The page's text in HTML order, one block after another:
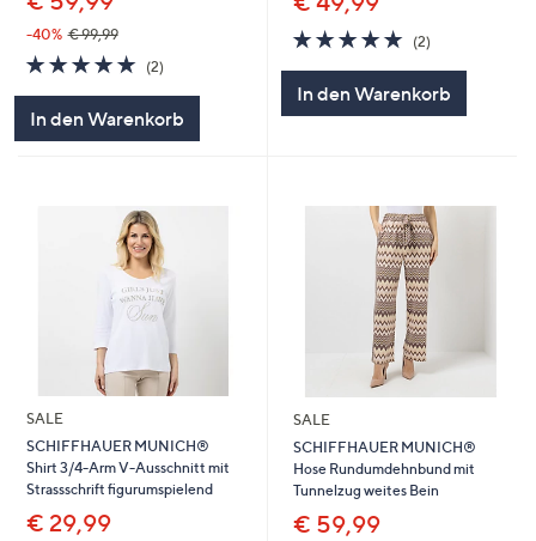
-40% € 99,99
5.0
von
(2)2
In den Warenkorb
5.0
von
(2)2
In den Warenkorb
SALE
SCHIFFHAUER MUNICH®
Shirt 3/4-Arm V-Ausschnitt mit
Strassschrift figurumspielend
€ 29,99
SALE
SCHIFFHAUER MUNICH®
Hose Rundumdehnbund mit
Tunnelzug weites Bein
€ 59,99